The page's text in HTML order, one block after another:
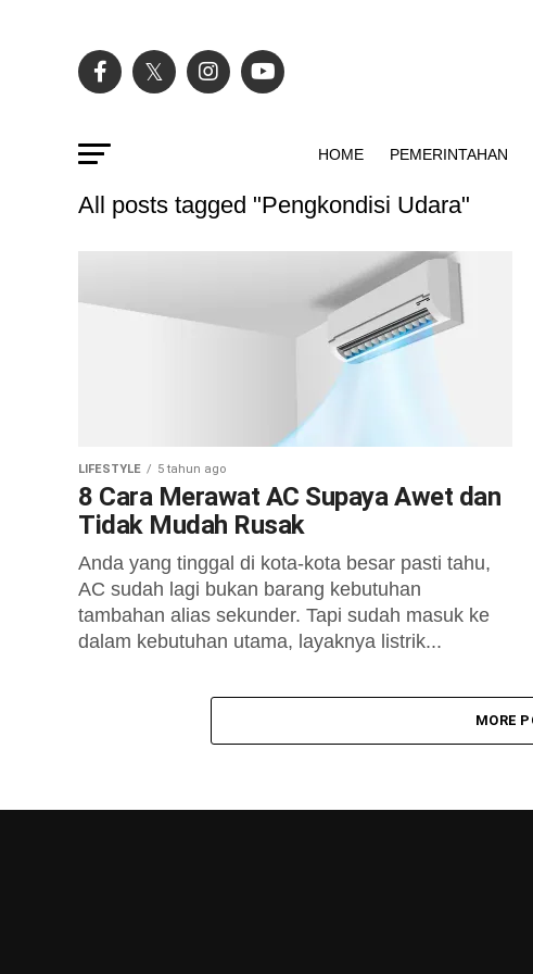
HOME PEMERINTAHAN
All posts tagged "Pengkondisi Udara"
LIFESTYLE 5 tahun ago
8 Cara Merawat AC Supaya Awet dan
Tidak Mudah Rusak
Anda yang tinggal di kota-kota besar pasti tahu,
AC sudah lagi bukan barang kebutuhan
tambahan alias sekunder. Tapi sudah masuk ke
dalam kebutuhan utama, layaknya listrik...
MORE